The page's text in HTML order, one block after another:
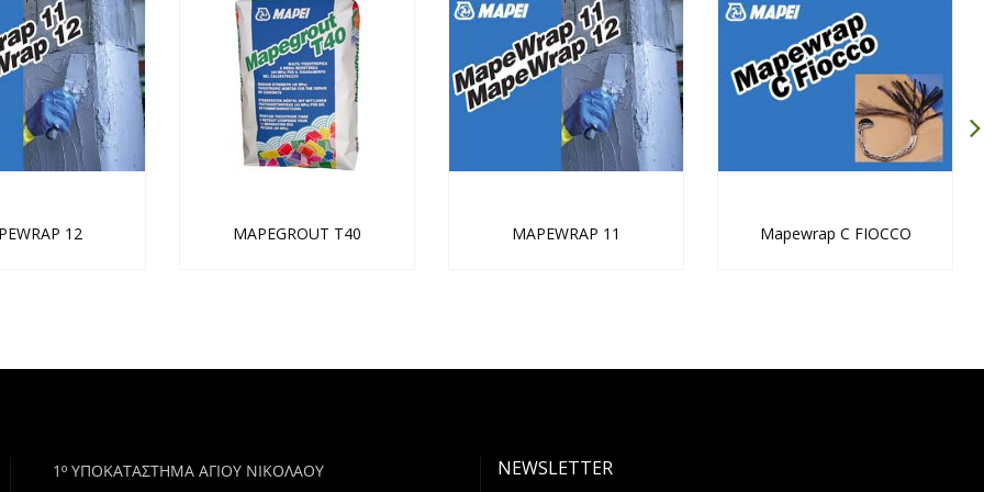
12 MAPEGROUT T40 MAPEWRAP 11 Mapewrap C FIOCCO
1º ΥΠΟΚΑΤΑΣΤΗΜΑ ΑΓΙΟΥ ΝΙΚΟΛΑΟΥ
NEWSLETTER